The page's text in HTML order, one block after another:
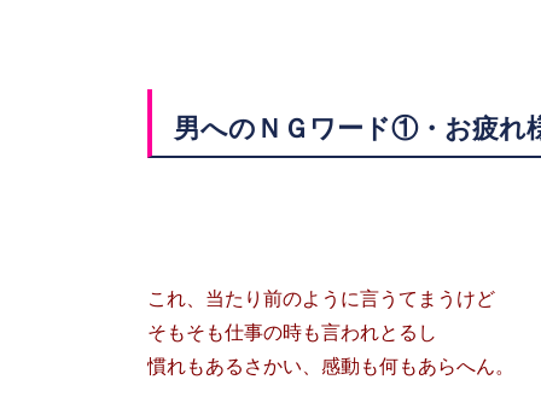
男へのＮＧワード①・お疲れ
これ、当たり前のように言うてまうけど
そもそも仕事の時も言われとるし
慣れもあるさかい、感動も何もあらへん。